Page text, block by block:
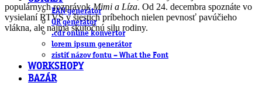
EAN generátor
QR generátor
.cdr online konvertor
lorem ipsum generátor
zistiť názov fontu – What the Font
WORKSHOPY
BAZÁR
populárnych rozprávokMimi a Líza. Od 24. decembra spoznáte vo
vysielaní RTVS v šiestich príbehoch nielen pevnosť pavúčieho
vlákna, ale najmä skutočnú silu rodiny.